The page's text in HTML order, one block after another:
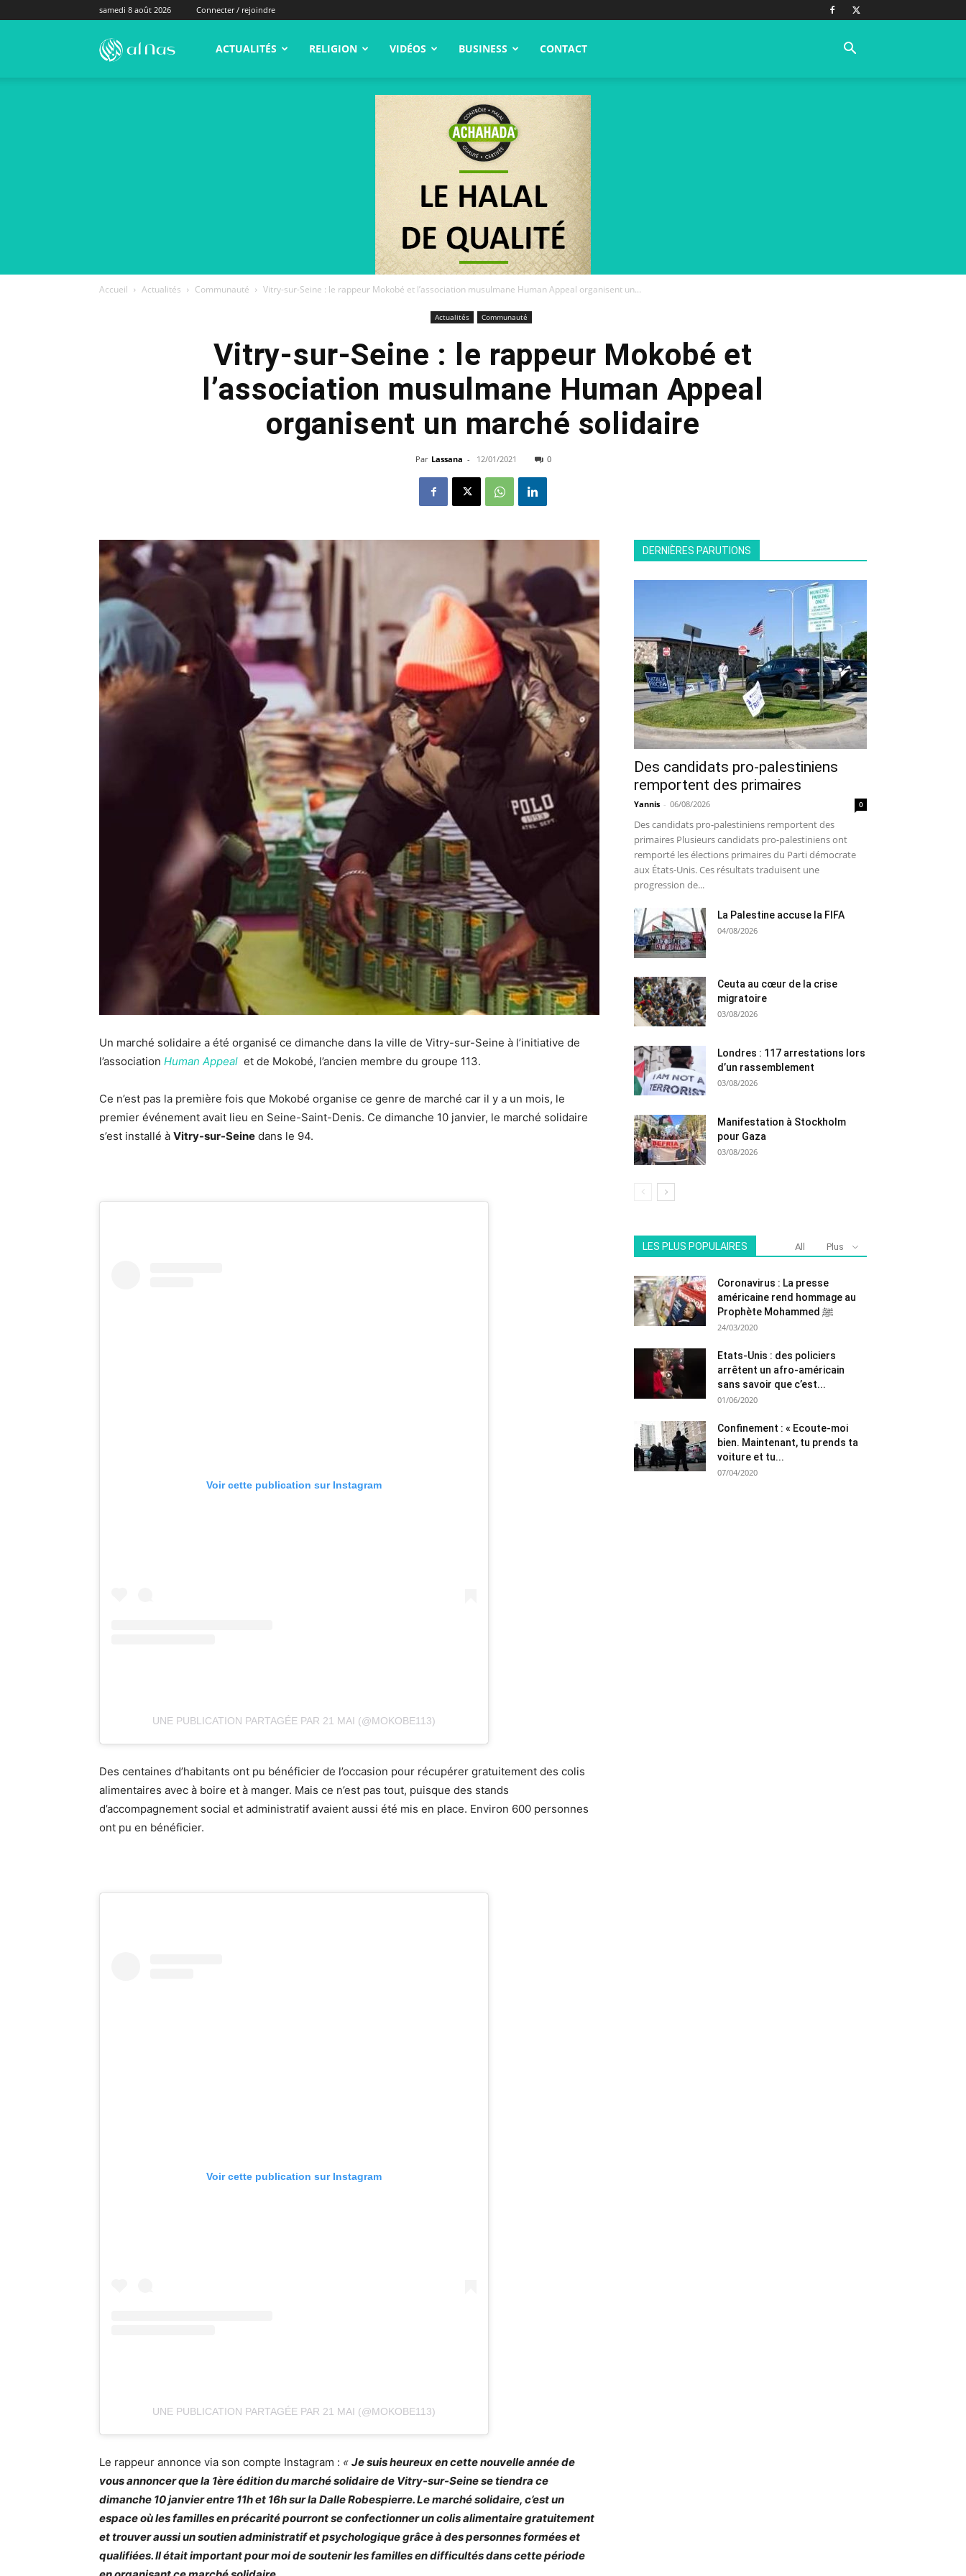
samedi 8 août 2026 Connecter / rejoindre
alNas.fr ACTUALITÉS RELIGION VIDÉOS BUSINESS CONTACT
Accueil Actualités Communauté Vitry-sur-Seine : le rappeur Mokobé et l’association musulmane Human Appeal organisent un...
Actualités Communauté
Vitry-sur-Seine : le rappeur Mokobé et
l’association musulmane Human Appeal
organisent un marché solidaire
Par Lassana - 12/01/2021 0
Un marché solidaire a été organisé ce dimanche dans la ville de Vitry-sur-Seine à l’initiative de
l’association Human Appeal et de Mokobé, l’ancien membre du groupe 113.
Ce n’est pas la première fois que Mokobé organise ce genre de marché car il y a un mois, le
premier événement avait lieu en Seine-Saint-Denis. Ce dimanche 10 janvier, le marché solidaire
s’est installé à Vitry-sur-Seine dans le 94.
Voir cette publication sur Instagram
UNE PUBLICATION PARTAGÉE PAR 21 MAI (@MOKOBE113)
Des centaines d’habitants ont pu bénéficier de l’occasion pour récupérer gratuitement des colis
alimentaires avec à boire et à manger. Mais ce n’est pas tout, puisque des stands
d’accompagnement social et administratif avaient aussi été mis en place. Environ 600 personnes
ont pu en bénéficier.
Voir cette publication sur Instagram
UNE PUBLICATION PARTAGÉE PAR 21 MAI (@MOKOBE113)
Le rappeur annonce via son compte Instagram : « Je suis heureux en cette nouvelle année de
vous annoncer que la 1ère édition du marché solidaire de Vitry-sur-Seine se tiendra ce
dimanche 10 janvier entre 11h et 16h sur la Dalle Robespierre. Le marché solidaire, c’est un
espace où les familles en précarité pourront se confectionner un colis alimentaire gratuitement
et trouver aussi un soutien administratif et psychologique grâce à des personnes formées et
qualifiées. Il était important pour moi de soutenir les familles en difficultés dans cette période
DERNIÈRES PARUTIONS
Des candidats pro-palestiniens
remportent des primaires
Yannis - 06/08/2026 0
Des candidats pro-palestiniens remportent des
primaires Plusieurs candidats pro-palestiniens ont
remporté les élections primaires du Parti démocrate
aux États-Unis. Ces résultats traduisent une
progression de...
La Palestine accuse la FIFA
04/08/2026
Ceuta au cœur de la crise
migratoire
03/08/2026
Londres : 117 arrestations lors
d’un rassemblement
03/08/2026
Manifestation à Stockholm
pour Gaza
03/08/2026
LES PLUS POPULAIRES All Plus
Coronavirus : La presse
américaine rend hommage au
Prophète Mohammed ﷺ
24/03/2020
Etats-Unis : des policiers
arrêtent un afro-américain
sans savoir que c’est...
01/06/2020
Confinement : « Ecoute-moi
bien. Maintenant, tu prends ta
voiture et tu...
07/04/2020